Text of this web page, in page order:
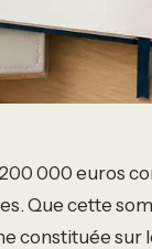
000 euros
Que cette
constituée